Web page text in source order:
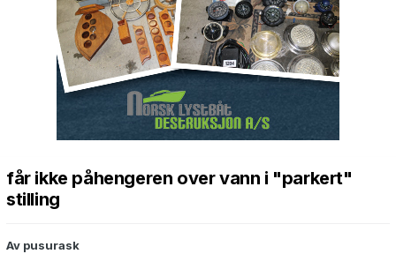
får ikke påhengeren over vann i "parkert"
stilling
Av pusurask